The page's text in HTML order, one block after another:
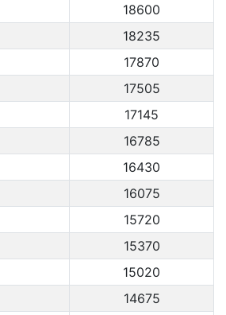
18600
18235
17870
17505
17145
16785
16430
16075
15720
15370
15020
14675